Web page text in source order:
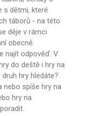
s dětmi, které
táborů - na této
děje v rámci
obecně.
najít odpověď. V
do deště i hry na
hry hledáte?
nebo spíše hry na
hry na